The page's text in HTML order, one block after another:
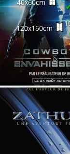
40x60cm
120x160cm